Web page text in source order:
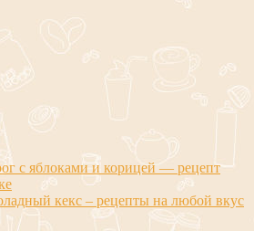
с яблоками и корицей — рецепт
кекс – рецепты на любой вкус